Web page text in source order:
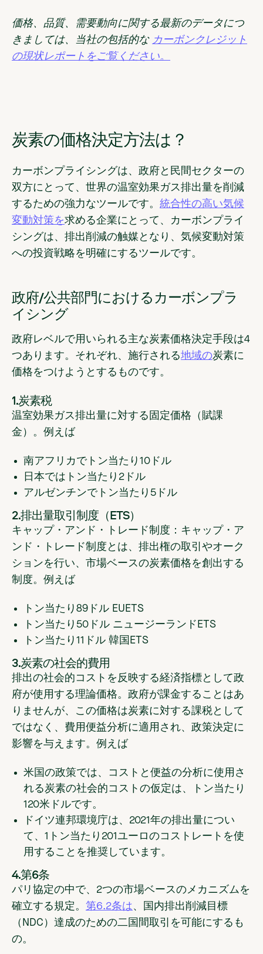
価格、品質、需要動向に関する最新のデータにつ
きましては、当社の包括的な カーボンクレジット
の現状レポートをご覧ください。
炭素の価格決定方法は？
カーボンプライシングは、政府と民間セクターの
双方にとって、世界の温室効果ガス排出量を削減
するための強力なツールです。 統合性の高い気候
変動対策を求める企業にとって、カーボンプライ
シングは、排出削減の触媒となり、気候変動対策
への投資戦略を明確にするツールです。
政府/公共部門におけるカーボンプラ
イシング
政府レベルで用いられる主な炭素価格決定手段は4
つあります。それぞれ、施行される地域の炭素に
価格をつけようとするものです。
1.炭素税
温室効果ガス排出量に対する固定価格（賦課
金）。例えば
南アフリカでトン当たり10ドル
日本ではトン当たり2ドル
アルゼンチンでトン当たり5ドル
2.排出量取引制度（ETS）
キャップ・アンド・トレード制度：キャップ・ア
ンド・トレード制度とは、排出権の取引やオーク
ションを行い、市場ベースの炭素価格を創出する
制度。例えば
トン当たり89ドル EUETS
トン当たり50ドル ニュージーランドETS
トン当たり11ドル 韓国ETS
3.炭素の社会的費用
排出の社会的コストを反映する経済指標として政
府が使用する理論価格。政府が課金することはあ
りませんが、この価格は炭素に対する課税として
ではなく、費用便益分析に適用され、政策決定に
影響を与えます。例えば
米国の政策では、コストと便益の分析に使用さ
れる炭素の社会的コストの仮定は、トン当たり
120米ドルです。
ドイツ連邦環境庁は、2021年の排出量につい
て、1トン当たり201ユーロのコストレートを使
用することを推奨しています。
4.第6条
パリ協定の中で、2つの市場ベースのメカニズムを
確立する規定。 第6.2条は、国内排出削減目標
（NDC）達成のための二国間取引を可能にするも
の。